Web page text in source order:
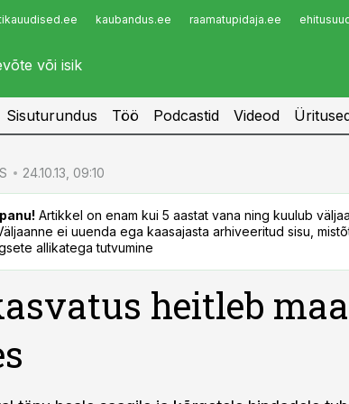
kaubandus.ee raamatupidaja.ee
Infopank
Sisuturundus Töö Podcastid Videod
24.10.13, 09:10
Artikkel on enam kui 5 aastat vana ning kuulub
ei uuenda ega kaasajasta arhiveeritud sisu,
allikatega tutvumine
heitleb